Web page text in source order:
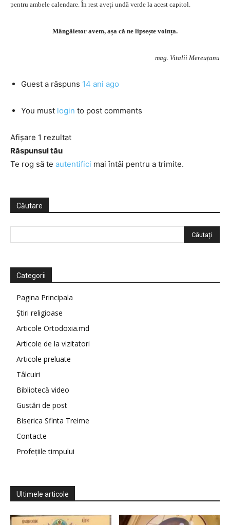
pentru ambele calendare. În rest aveți undă verde la acest capitol.
Mângâietor avem, așa că ne lipsește voința.
mag. Vitalii Mereuțanu
Guest a răspuns 14 ani ago
You must login to post comments
Afișare 1 rezultat
Răspunsul tău
Te rog să te autentifici mai întâi pentru a trimite.
Căutare
Categorii
Pagina Principala
Știri religioase
Articole Ortodoxia.md
Articole de la vizitatori
Articole preluate
Tâlcuiri
Bibliotecă video
Gustări de post
Biserica Sfinta Treime
Contacte
Profețiile timpului
Ultimele articole